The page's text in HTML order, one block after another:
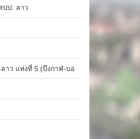
ปป. ลาว
าว แห่งที่ 5 (บึงกาฬ-บอ